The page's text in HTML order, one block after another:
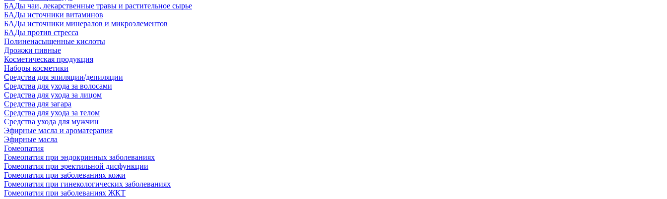
БАДы чаи, лекарственные травы и растительное сырье
БАДы источники витаминов
БАДы источники минералов и микроэлементов
БАДы против стресса
Полиненасыщенные кислоты
Дрожжи пивные
Косметическая продукция
Наборы косметики
Средства для эпиляции/депиляции
Средства для ухода за волосами
Средства для ухода за лицом
Средства для загара
Средства для ухода за телом
Средства ухода для мужчин
Эфирные масла и ароматерапия
Эфирные масла
Гомеопатия
Гомеопатия при эндокринных заболеваниях
Гомеопатия при эректильной дисфункции
Гомеопатия при заболеваниях кожи
Гомеопатия при гинекологических заболеваниях
Гомеопатия при заболеваниях ЖКТ